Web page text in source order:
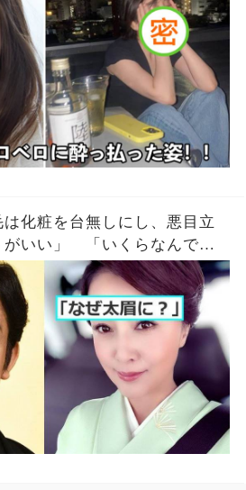
化粧を台無しにし、悪目立
がいい」 「いくらなんでも